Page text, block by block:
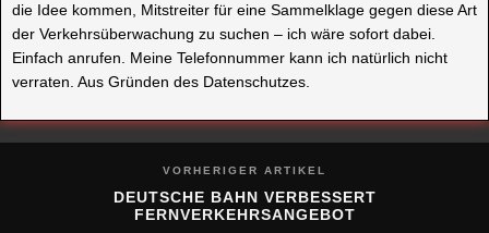
die Idee kommen, Mitstreiter für eine Sammelklage gegen diese Art
der Verkehrsüberwachung zu suchen – ich wäre sofort dabei.
Einfach anrufen. Meine Telefonnummer kann ich natürlich nicht
verraten. Aus Gründen des Datenschutzes.
VORHERIGER ARTIKEL
DEUTSCHE BAHN VERBESSERT
FERNVERKEHRSANGEBOT